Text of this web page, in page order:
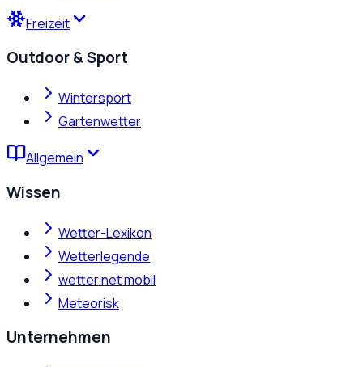
Freizeit
Outdoor & Sport
Wintersport
Gartenwetter
Allgemein
Wissen
Wetter-Lexikon
Wetterlegende
wetter.net mobil
Meteorisk
Unternehmen